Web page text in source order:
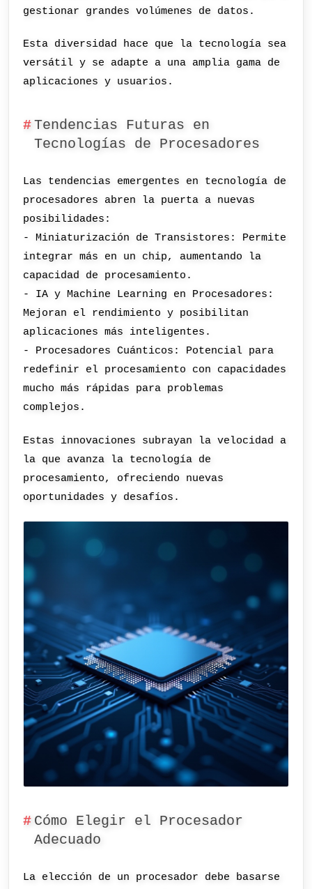
gestionar grandes volúmenes de datos.
Esta diversidad hace que la tecnología sea
versátil y se adapte a una amplia gama de
aplicaciones y usuarios.
Tendencias Futuras en
Tecnologías de Procesadores
Las tendencias emergentes en tecnología de
procesadores abren la puerta a nuevas
posibilidades:
- Miniaturización de Transistores: Permite
integrar más en un chip, aumentando la
capacidad de procesamiento.
- IA y Machine Learning en Procesadores:
Mejoran el rendimiento y posibilitan
aplicaciones más inteligentes.
- Procesadores Cuánticos: Potencial para
redefinir el procesamiento con capacidades
mucho más rápidas para problemas
complejos.
Estas innovaciones subrayan la velocidad a
la que avanza la tecnología de
procesamiento, ofreciendo nuevas
oportunidades y desafíos.
Cómo Elegir el Procesador
Adecuado
La elección de un procesador debe basarse